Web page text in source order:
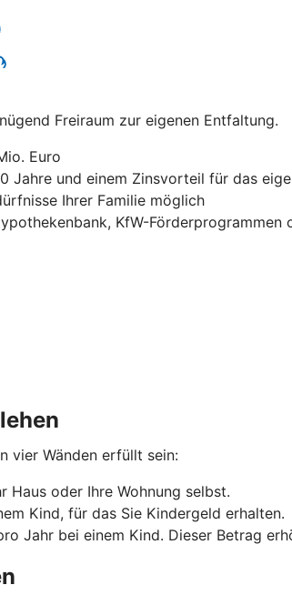
Freiraum zur eigenen Entfaltung.
Euro
und einem Zinsvorteil für das
Ihrer Familie möglich
KfW-
vier Wänden erfüllt sein:
Haus oder Ihre Wohnung selbst.
Kind, für das Sie Kindergeld erhalten.
Jahr bei einem Kind. Dieser Betrag